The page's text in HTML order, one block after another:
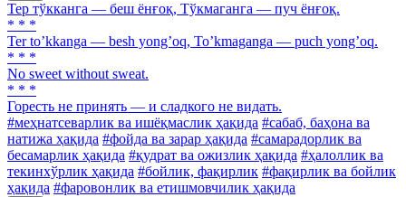
Тер тўкканга — беш ёнғоқ, Тўкмаганга — пуч ёнғоқ.
* * *
Ter toʼkkanga — besh yongʼoq, Toʼkmaganga — puch yongʼoq.
* * *
No sweet without sweat.
* * *
Горесть не принять — и сладкого не видать.
#меҳнатсеварлик ва ишёқмаслик ҳақида #сабаб, баҳона ва
натижа ҳақида #фойда ва зарар ҳақида #самарадорлик ва
бесамарлик ҳақида #қудрат ва ожизлик ҳақида #ҳалоллик ва
текинхўрлик ҳақида #бойлик, фақирлик #фақирлик ва бойлик
ҳақида #фаровонлик ва етишмовчилик ҳақида